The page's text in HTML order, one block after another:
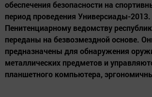
обеспечения безопасности на
период проведения Универсиады-2013.
Пенитенциарному ведомству
переданы на безвозмездной основе.
предназначены для обнаружения
металлических предметов и
планшетного компьютера,